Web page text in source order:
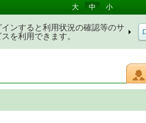
大 中 小
インすると利用状況の確認等のサ
を利用できます。